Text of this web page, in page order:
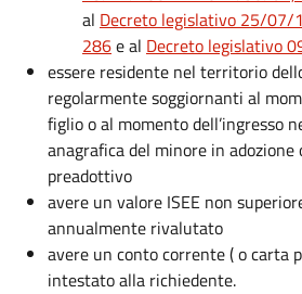
al Decreto legislativo 25/07/
286e al Decreto legislativo
essere residente nel territorio
regolarmente soggiornanti al
figlio o al momento dell’ingresso
anagrafica del minore in
preadottivo
avere un valore ISEE non
annualmente rivalutato
avere un conto corrente ( o carta
intestato alla richiedente.